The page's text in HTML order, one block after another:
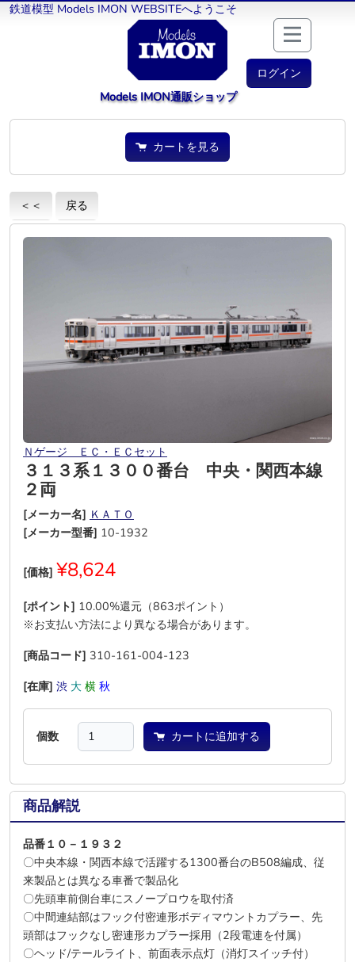
鉄道模型 Models IMON WEBSITEへようこそ
ログイン
Models IMON通販ショップ
カートを見る
＜＜ 戻る
Ｎゲージ ＥＣ・ＥＣセット
３１３系１３００番台 中央・関西本線
２両
[メーカー名] ＫＡＴＯ
[メーカー型番] 10-1932
[価格] ¥8,624
[ポイント] 10.00%還元（863ポイント）
※お支払い方法により異なる場合があります。
[商品コード] 310-161-004-123
[在庫] 渋 大 横 秋
個数 カートに追加する
商品解説
品番１０－１９３２
〇中央本線・関西本線で活躍する1300番台のB508編成、従
来製品とは異なる車番で製品化
〇先頭車前側台車にスノープロウを取付済
〇中間連結部はフック付密連形ボディマウントカプラー、先
頭部はフックなし密連形カプラー採用（2段電連を付属）
〇ヘッド/テールライト、前面表示点灯（消灯スイッチ付）